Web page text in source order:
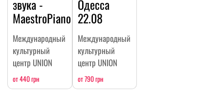
звука -
MaestroPiano
Международный
культурный
центр UNION
от 440 грн
Одесса
22.08
Международный
культурный
центр UNION
от 790 грн